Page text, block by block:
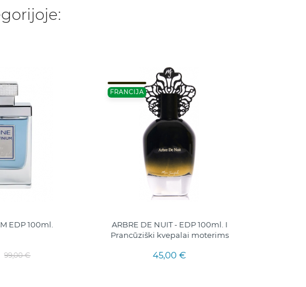
EDP 100ml.
99,00 €
FRANCIJA
ARBRE DE NUIT - EDP 100ml. I
Prancūziški kvepalai moterims
45,00 €